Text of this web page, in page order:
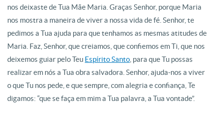
nos deixaste de Tua Mãe Maria. Graças Senhor, porque Maria
nos mostra a maneira de viver a nossa vida de fé. Senhor, te
pedimos a Tua ajuda para que tenhamos as mesmas atitudes de
Maria. Faz, Senhor, que creiamos, que confiemos em Ti, que nos
deixemos guiar pelo Teu Espírito Santo , para que Tu possas
realizar em nós a Tua obra salvadora. Senhor, ajuda-nos a viver
o que Tu nos pede, e que sempre, com alegria e confiança, Te
digamos: “que se faça em mim a Tua palavra, a Tua vontade”.